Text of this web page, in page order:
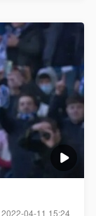
2022-04-11 15:24